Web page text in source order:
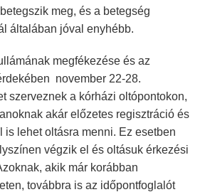
meg, és a betegség
általában jóval enyhébb.
megfékezése és az
november 22-28.
szerveznek a kórházi oltópontokon,
akár előzetes regisztráció és
is lehet oltásra menni. Ez esetben
végzik el és oltásuk érkezési
akik már korábban
továbbra is az időpontfoglalót